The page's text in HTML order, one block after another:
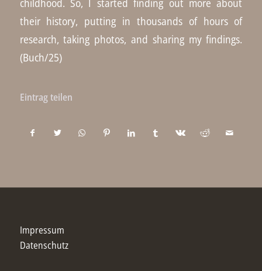
their history, putting in thousands of hours of
research, taking photos, and sharing my findings.
(Buch/25)
Eintrag teilen
Impressum
Datenschutz